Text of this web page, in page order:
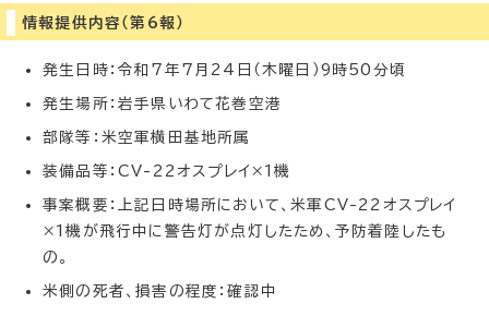
情報提供内容（第6報）
発生日時：令和7年7月24日（木曜日）9時50分頃
発生場所：岩手県いわて花巻空港
部隊等：米空軍横田基地所属
装備品等：CV-22オスプレイ×1機
事案概要：上記日時場所において、米軍CV-22オスプレイ
×1機が飛行中に警告灯が点灯したため、予防着陸したも
の。
米側の死者、損害の程度：確認中